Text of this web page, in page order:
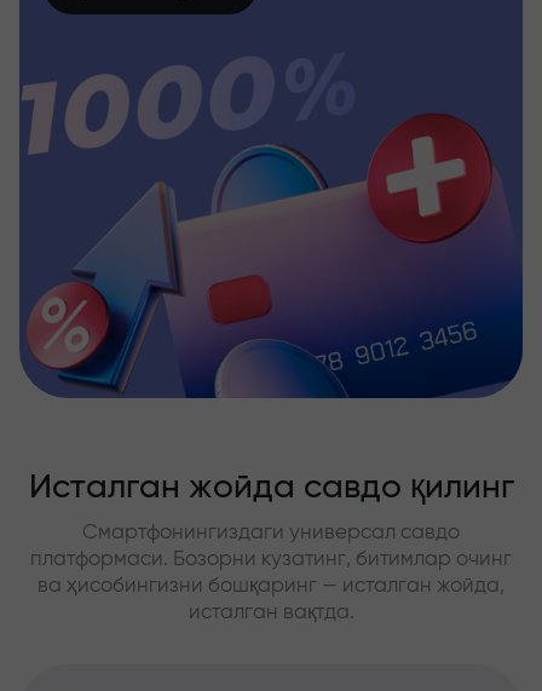
Исталган жойда савдо қилинг
Смартфонингиздаги универсал савдо
платформаси. Бозорни кузатинг, битимлар очинг
ва ҳисобингизни бошқаринг — исталган жойда,
исталган вақтда.